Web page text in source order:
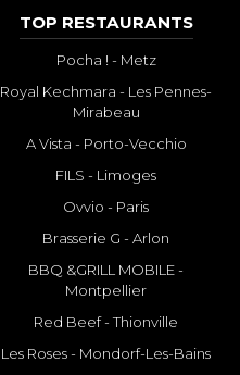
TOP RESTAURANTS
Pocha ! - Metz
Royal Kechmara - Les Pennes-
Mirabeau
A Vista - Porto-Vecchio
FILS - Limoges
Ovvio - Paris
Brasserie G - Arlon
BBQ &GRILL MOBILE -
Montpellier
Red Beef - Thionville
Les Roses - Mondorf-Les-Bains